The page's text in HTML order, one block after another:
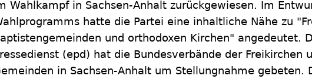
Wahlkampf in Sachsen-Anhalt zurückgewiesen. Im
hatte die Partei eine inhaltliche Nähe zu
und orthodoxen Kirchen" angedeutet.
(epd) hat die Bundesverbände der Freikirchen
in Sachsen-Anhalt um Stellungnahme gebeten.